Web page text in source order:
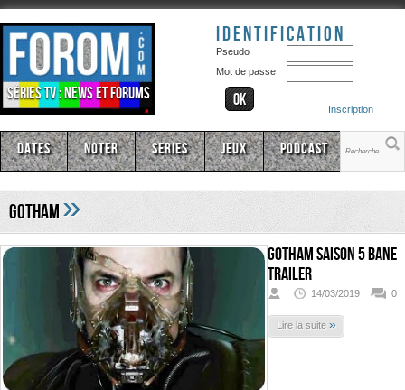
Séries TV : news et forums
Identification
Pseudo
Mot de passe
Inscription
Dates Noter Series Jeux Podcast
Gotham»
Gotham Saison 5 Bane
Trailer
14/03/2019 0
Lire la suite »